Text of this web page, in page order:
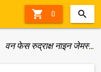
 0
वन फेस रुद्राक्ष नाइन जेमस्टोन्स (नवरत्नों जड़ित एक मुखी रुद्राक्ष)